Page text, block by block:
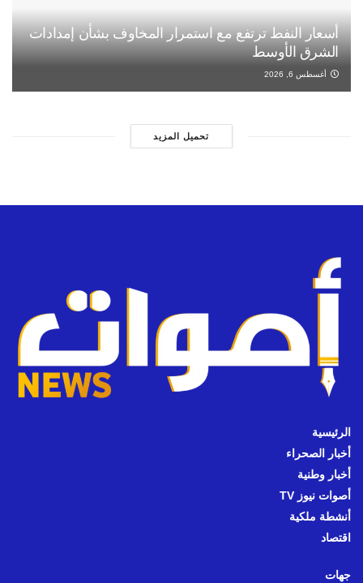
أسعار النفط ترتفع مع استمرار المخاوف بشأن إمدادات
الشرق الأوسط
أغسطس 6, 2026
تحميل المزيد
الرئيسية
أخبار الصحراء
أخبار وطنية
أصوات نيوز TV
أنشطة ملكية
اقتصاد
جهات